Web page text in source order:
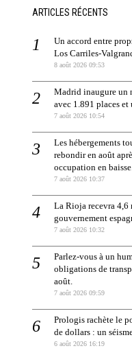
ARTICLES RÉCENTS
Un accord entre
Los Carriles-
8 août 2026 09:53
Madrid inaugure un
avec 1.891 places
7 août 2026 10:54
Les hébergements
rebondir en août
occupation en baisse.
7 août 2026 10:37
La Rioja recevra 4,6
gouvernement
7 août 2026 10:32
Parlez-vous à un
obligations de
août.
7 août 2026 09:59
Prologis rachète le
de dollars : un
6 août 2026 16:19